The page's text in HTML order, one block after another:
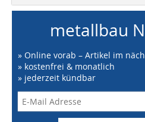
metallbau
» Online vorab – Artikel im
» kostenfrei & monatlich
» jederzeit kündbar